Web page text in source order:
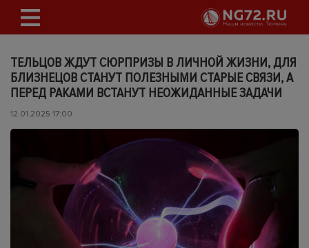
ТЕЛЬЦОВ ЖДУТ СЮРПРИЗЫ В ЛИЧНОЙ ЖИЗНИ, ДЛЯ
БЛИЗНЕЦОВ СТАНУТ ПОЛЕЗНЫМИ СТАРЫЕ СВЯЗИ, А
ПЕРЕД РАКАМИ ВСТАНУТ НЕОЖИДАННЫЕ ЗАДАЧИ
12.01.2025 17:00